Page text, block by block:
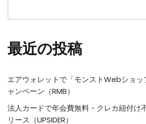
最近の投稿
エアウォレットで「モンストWebショッ
ャンペーン（RMB）
法人カードで年会費無料・クレカ紐付け
リース（UPSIDER）